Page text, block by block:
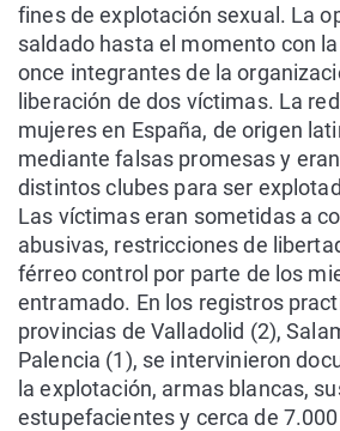
fines de explotación sexual. La
saldado hasta el momento con
once integrantes de la
liberación de dos víctimas. La
mujeres en España, de origen
mediante falsas promesas y
distintos clubes para ser
Las víctimas eran sometidas a
abusivas, restricciones de
férreo control por parte de los
entramado. En los registros
provincias de Valladolid (2),
Palencia (1), se intervinieron
la explotación, armas blancas,
estupefacientes y cerca de